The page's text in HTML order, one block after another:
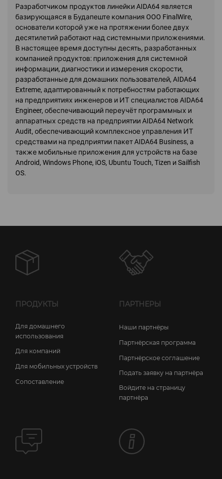
Разработчиком продуктов линейки AIDA64 является
базирующаяся в Будапеште компания OOO FinalWire,
основатели которой уже на протяжении более двух
десятилетий работают над системными приложениями.
В настоящее время доступны десять, разработанных
компанией продуктов: приложения для системной
информации, диагностики и измерения скорости,
разработанные для домашних пользователей, AIDA64
Extreme, адаптированный к потребностям работающих
на предприятиях инженеров и ИТ специалистов AIDA64
Engineer, обеспечивающий переучёт программных и
аппаратных средств на предприятии AIDA64 Network
Audit, обеспечивающий комплексное управления ИТ
средствами на предприятии пакет AIDA64 Business, а
также мобильные приложения для устройств на базе
Android, Windows Phone, iOS, Ubuntu Touch, Tizen и Sailfish
OS.
ПРОДУКТЫ
Для домашнего
использования
Для компаний
Для мобильных устройств
Сопоставление
ПАРТНЕРЫ
Наши партнёры
Партнёрская программа
Партнёрское соглашение
Подать заявку на партнёра
Войдите на страницу
партнёра